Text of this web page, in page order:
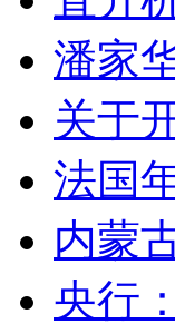
潘家
关于
法国
内蒙
央行